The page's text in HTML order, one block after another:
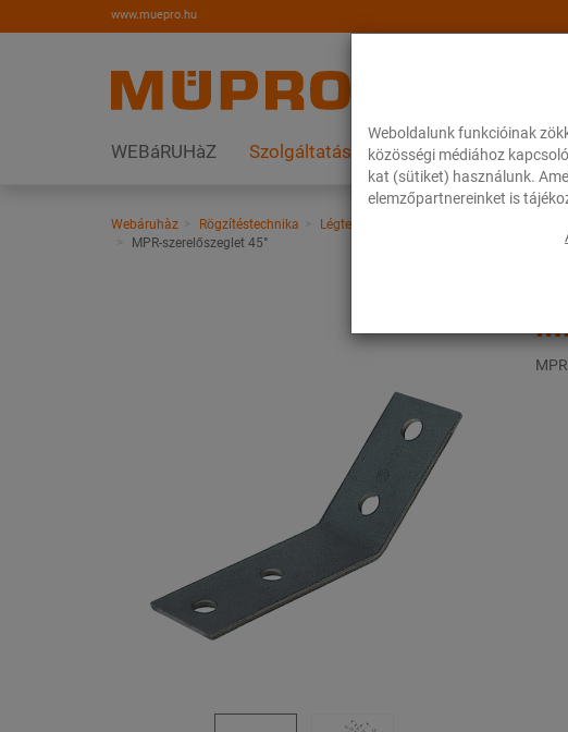
Weboldalunk funkcióinak
közösségi médiához
kat (sütiket) használunk.
elemzőpartnereinket is
www.muepro.hu
WEBáRUHàZ Szolgáltatások Megoldások A
Webáruhàz Rögzítéstechnika Légtechnika
MPR-szerelőszeglet 45°